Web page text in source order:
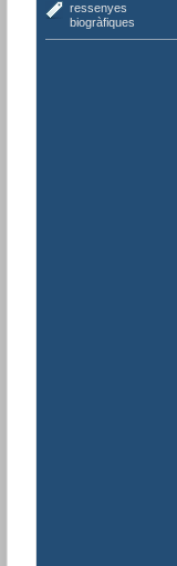
ressenyes
biogràfiques